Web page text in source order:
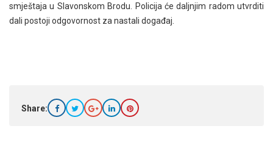
smještaja u Slavonskom Brodu. Policija će daljnjim radom utvrditi
dali postoji odgovornost za nastali događaj.
Share: